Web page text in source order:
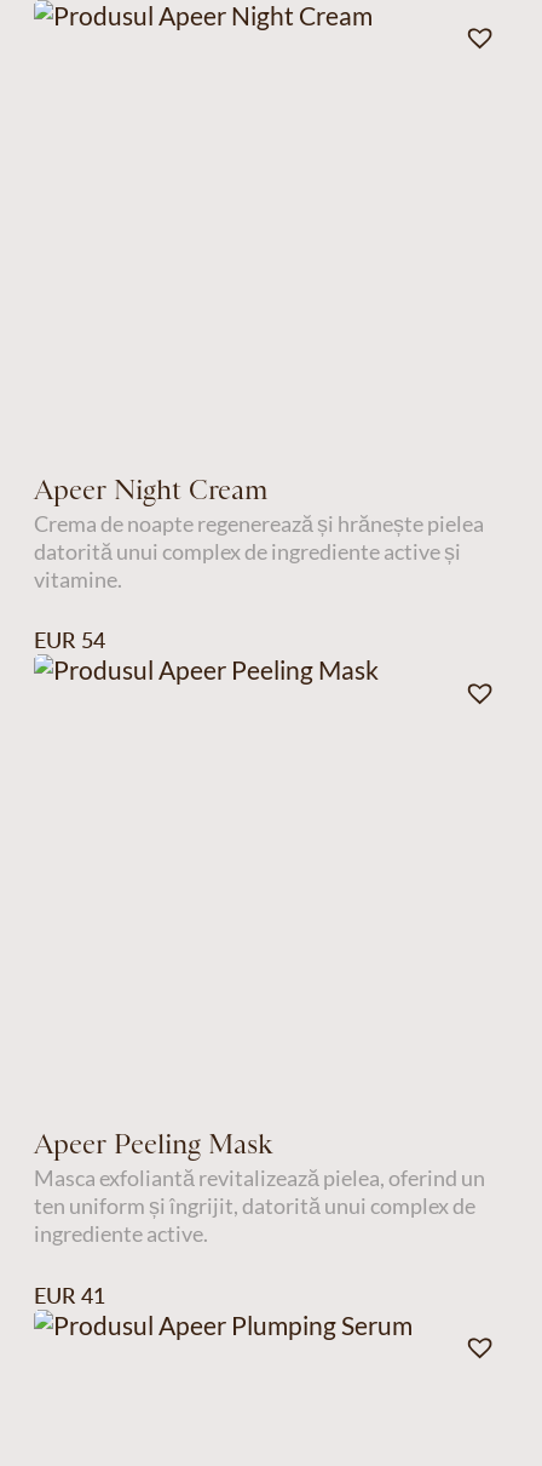
Apeer Night Cream
Crema de noapte regenerează și hrănește pielea
datorită unui complex de ingrediente active și
vitamine.
EUR 54
Apeer Peeling Mask
Masca exfoliantă revitalizează pielea, oferind un
ten uniform și îngrijit, datorită unui complex de
ingrediente active.
EUR 41